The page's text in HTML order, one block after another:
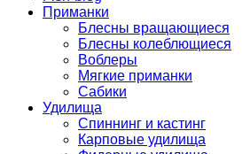
Приманки
Блесны вращающиеся
Блесны колеблющиеся
Воблеры
Мягкие приманки
Сабики
Удилища
Спиннинг и кастинг
Карповые удилища